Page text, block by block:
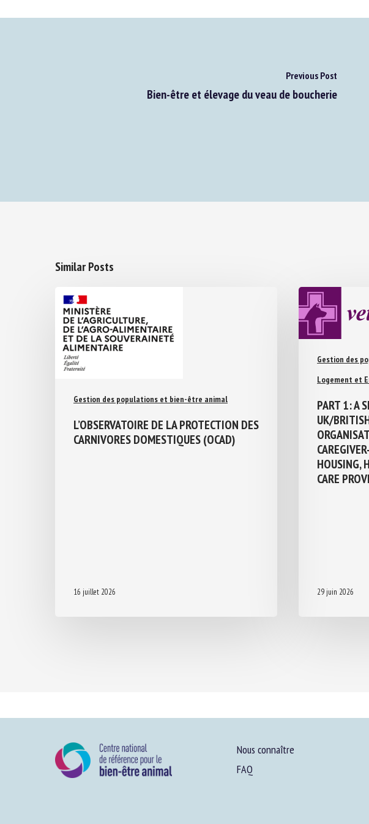
Previous Post
Bien-être et élevage du veau de boucherie
Similar Posts
Gestion des populations et bien-être animal
L’OBSERVATOIRE DE LA PROTECTION
DES CARNIVORES DOMESTIQUES (OCAD)
16 juillet 2026
Gestion des
Logement et
PART 1: A
UK/
HOUSING,
CARE
29 juin 2026
Nous connaître
FAQ